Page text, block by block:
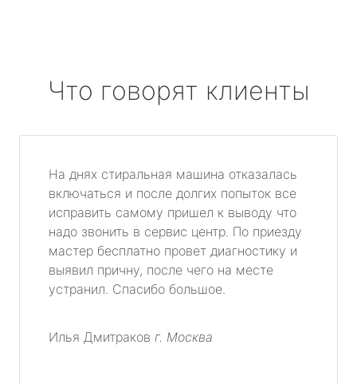
Что говорят клиенты
На днях стиральная машина отказалась
включаться и после долгих попыток все
исправить самому пришел к выводу что
надо звонить в сервис центр. По приезду
мастер бесплатно провет диагностику и
выявил причну, после чего на месте
устранил. Спасибо большое.
Илья Дмитраков г. Москва